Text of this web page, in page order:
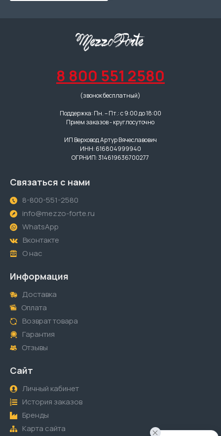
8 800 551 2580
(звонок бесплатный)
Поддержка: Пн. – Пт.: с 9:00 до 18:00
Прием заказов - круглосуточно
ИП Верховод Артур Вячеславович
ИНН: 616804999940
ОГРНИП: 314619636700277
Связаться с нами
8-800-551-2580
info@mezzo-forte.ru
WhatsApp
Вконтакте
О нас
Информация
Доставка
Оплата
Возврат товара
Гарантия
Отзывы
Сайт
Личный кабинет
История заказов
Бренды
Карта сайта